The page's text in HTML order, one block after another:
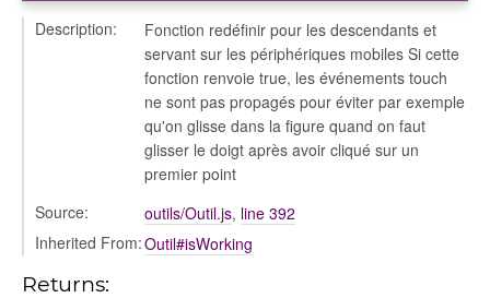
Description:
Fonction redéfinir pour les descendants et
servant sur les périphériques mobiles Si cette
fonction renvoie true, les événements touch
ne sont pas propagés pour éviter par exemple
qu'on glisse dans la figure quand on faut
glisser le doigt après avoir cliqué sur un
premier point
Source:
outils/Outil.js, line 392
Inherited From:Outil#isWorking
Returns: